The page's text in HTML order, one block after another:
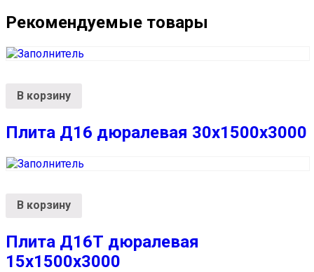
Рекомендуемые товары
В корзину
Плита Д16 дюралевая 30x1500x3000
В корзину
Плита Д16Т дюралевая
15x1500x3000